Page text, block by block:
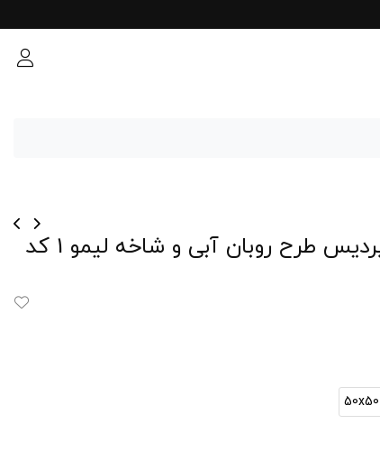
کاور کوسن پردیس طرح روبان آبی و شاخه لیمو 1 کد
50x50